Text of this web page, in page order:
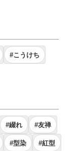
#こうけち
#綴れ #友禅
#型染 #紅型